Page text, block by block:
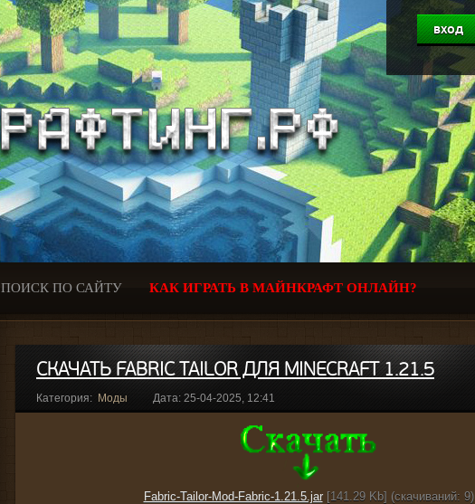
ВХОД
ПОИСК ПО САЙТУ КАК ИГРАТЬ В МАЙНКРАФТ ОНЛАЙН?
СКАЧАТЬ FABRIC TAILOR ДЛЯ MINECRAFT 1.21.5
Категория: Моды Дата: 25-04-2025, 12:41
Fabric-Tailor-Mod-Fabric-1.21.5.jar[141.29 Kb] (cкачиваний: 9)